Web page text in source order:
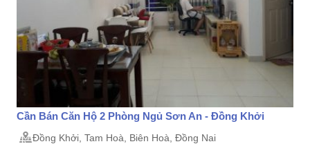
Cần Bán Căn Hộ 2 Phòng Ngủ Sơn An - Đồng Khởi
Đồng Khởi, Tam Hoà, Biên Hoà, Đồng Nai